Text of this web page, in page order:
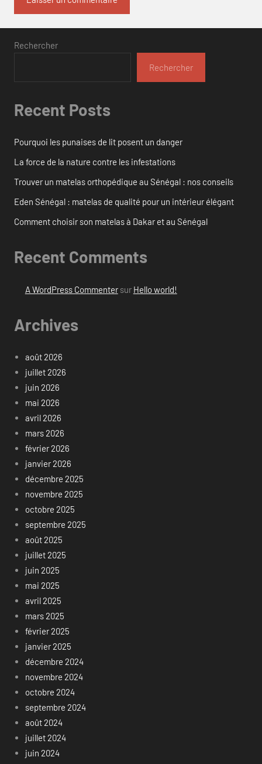
Rechercher
Rechercher
Recent Posts
Pourquoi les punaises de lit posent un danger
La force de la nature contre les infestations
Trouver un matelas orthopédique au Sénégal : nos conseils
Eden Sénégal : matelas de qualité pour un intérieur élégant
Comment choisir son matelas à Dakar et au Sénégal
Recent Comments
A WordPress Commentersur Hello world!
Archives
août 2026
juillet 2026
juin 2026
mai 2026
avril 2026
mars 2026
février 2026
janvier 2026
décembre 2025
novembre 2025
octobre 2025
septembre 2025
août 2025
juillet 2025
juin 2025
mai 2025
avril 2025
mars 2025
février 2025
janvier 2025
décembre 2024
novembre 2024
octobre 2024
septembre 2024
août 2024
juillet 2024
juin 2024